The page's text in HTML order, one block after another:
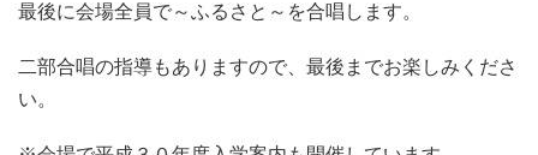
最後に会場全員で～ふるさと～を合唱します。
二部合唱の指導もありますので、最後までお楽しみくださ
い。